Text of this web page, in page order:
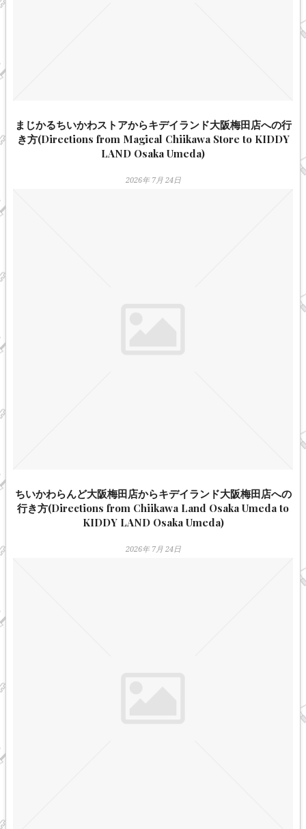
まじかるちいかわストアからキデイランド大阪梅田店への行
き方(Directions from Magical Chiikawa Store to KIDDY
LAND Osaka Umeda)
2026年 7月 24日
ちいかわらんど大阪梅田店からキデイランド大阪梅田店への
行き方(Directions from Chiikawa Land Osaka Umeda to
KIDDY LAND Osaka Umeda)
2026年 7月 24日